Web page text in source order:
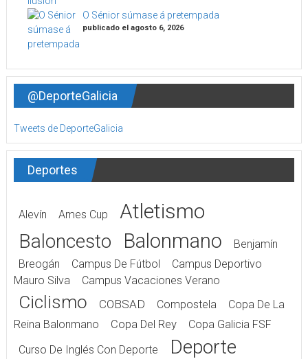
O Sénior súmase á pretempada
publicado el agosto 6, 2026
@DeporteGalicia
Tweets de DeporteGalicia
Deportes
Alevín Ames Cup Atletismo
Baloncesto Balonmano
Benjamín
Breogán
Campus De Fútbol
Campus Deportivo
Mauro Silva
Campus Vacaciones Verano
Ciclismo COBSAD Compostela
Copa De La
Reina Balonmano
Copa Del Rey
Copa Galicia FSF
Curso De Inglés Con Deporte
Deporte